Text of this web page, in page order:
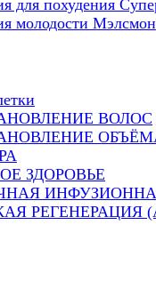
для похудения
молодости Мэлсмон
ВОЛОС
ЗДОРОВЬЕ
РЕГЕНЕРАЦИЯ